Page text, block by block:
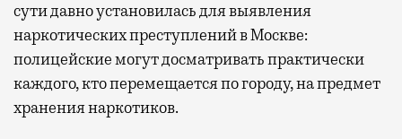
сути давно установилась для выявления
наркотических преступлений в Москве:
полицейские могут досматривать практически
каждого, кто перемещается по городу, на предмет
хранения наркотиков.